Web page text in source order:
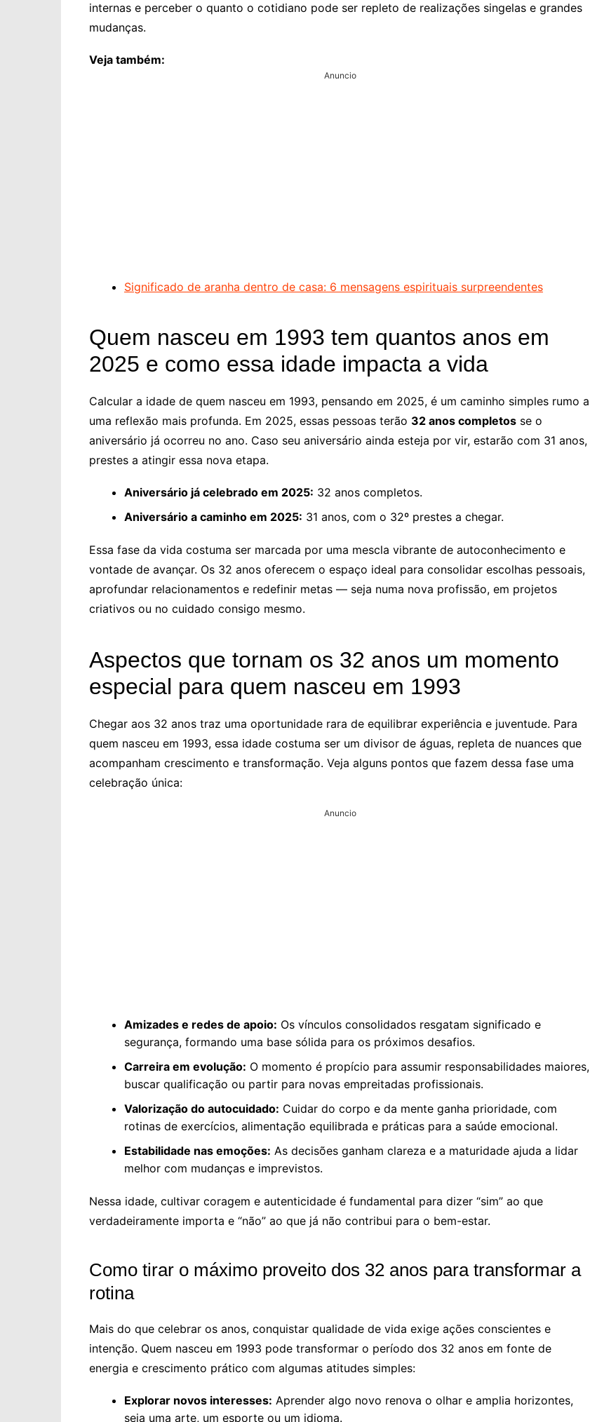
internas e perceber o quanto o cotidiano pode ser repleto de realizações singelas e grandes
mudanças.
Veja também:
Anuncio
Significado de aranha dentro de casa: 6 mensagens espirituais surpreendentes
Quem nasceu em 1993 tem quantos anos em
2025 e como essa idade impacta a vida
Calcular a idade de quem nasceu em 1993, pensando em 2025, é um caminho simples rumo a
uma reflexão mais profunda. Em 2025, essas pessoas terão 32 anos completos se o
aniversário já ocorreu no ano. Caso seu aniversário ainda esteja por vir, estarão com 31 anos,
prestes a atingir essa nova etapa.
Aniversário já celebrado em 2025: 32 anos completos.
Aniversário a caminho em 2025: 31 anos, com o 32º prestes a chegar.
Essa fase da vida costuma ser marcada por uma mescla vibrante de autoconhecimento e
vontade de avançar. Os 32 anos oferecem o espaço ideal para consolidar escolhas pessoais,
aprofundar relacionamentos e redefinir metas — seja numa nova profissão, em projetos
criativos ou no cuidado consigo mesmo.
Aspectos que tornam os 32 anos um momento
especial para quem nasceu em 1993
Chegar aos 32 anos traz uma oportunidade rara de equilibrar experiência e juventude. Para
quem nasceu em 1993, essa idade costuma ser um divisor de águas, repleta de nuances que
acompanham crescimento e transformação. Veja alguns pontos que fazem dessa fase uma
celebração única:
Anuncio
Amizades e redes de apoio: Os vínculos consolidados resgatam significado e
segurança, formando uma base sólida para os próximos desafios.
Carreira em evolução: O momento é propício para assumir responsabilidades maiores,
buscar qualificação ou partir para novas empreitadas profissionais.
Valorização do autocuidado: Cuidar do corpo e da mente ganha prioridade, com
rotinas de exercícios, alimentação equilibrada e práticas para a saúde emocional.
Estabilidade nas emoções: As decisões ganham clareza e a maturidade ajuda a lidar
melhor com mudanças e imprevistos.
Nessa idade, cultivar coragem e autenticidade é fundamental para dizer “sim” ao que
verdadeiramente importa e “não” ao que já não contribui para o bem-estar.
Como tirar o máximo proveito dos 32 anos para transformar a
rotina
Mais do que celebrar os anos, conquistar qualidade de vida exige ações conscientes e
intenção. Quem nasceu em 1993 pode transformar o período dos 32 anos em fonte de
energia e crescimento prático com algumas atitudes simples:
Explorar novos interesses: Aprender algo novo renova o olhar e amplia horizontes,
seja uma arte, um esporte ou um idioma.